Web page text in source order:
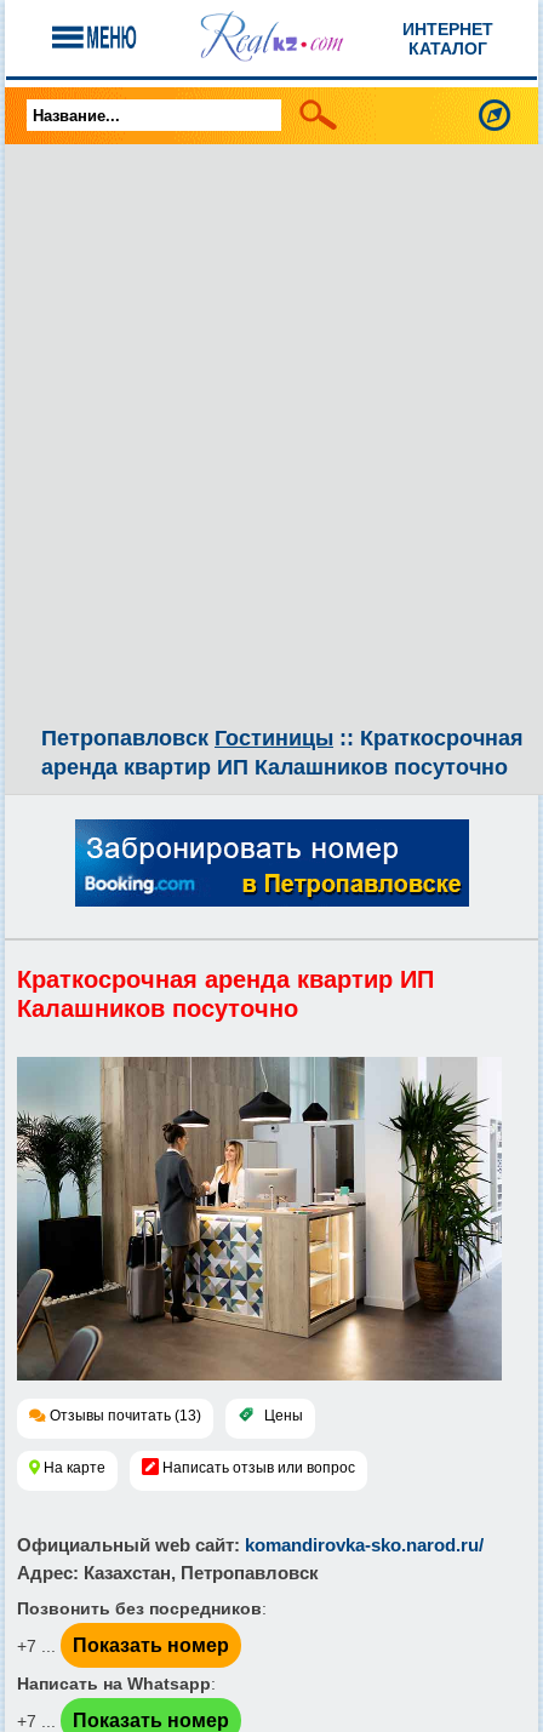
ИНТЕРНЕТ
КАТАЛОГ
Петропавловск Гостиницы :: Краткосрочная
аренда квартир ИП Калашников посуточно
Краткосрочная аренда квартир ИП
Калашников посуточно
Отзывы почитать (13) Цены
На карте Написать отзыв или вопрос
Официальный web сайт: komandirovka-sko.narod.ru/
Адрес: Казахстан, Петропавловск
Позвонить без посредников:
+7 ...
Показать номер
Написать на Whatsapp:
+7 ...
Показать номер